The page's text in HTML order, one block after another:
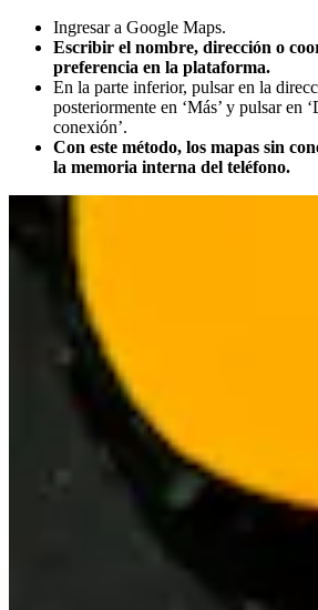
Ingresar a Google Maps.
Escribir el nombre, dirección o
preferencia en la plataforma.
En la parte inferior, pulsar en la
posteriormente en ‘Más’ y pulsar en
conexión’.
Con este método, los mapas sin
la memoria interna del teléfono.